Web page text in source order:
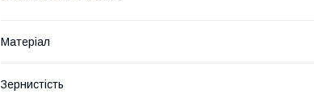
Матеріал
Зернистість